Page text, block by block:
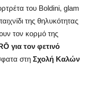
του Boldini, glam
της θηλυκότητας
τον κορμό της
για τον φετινό
στη Σχολή Καλών